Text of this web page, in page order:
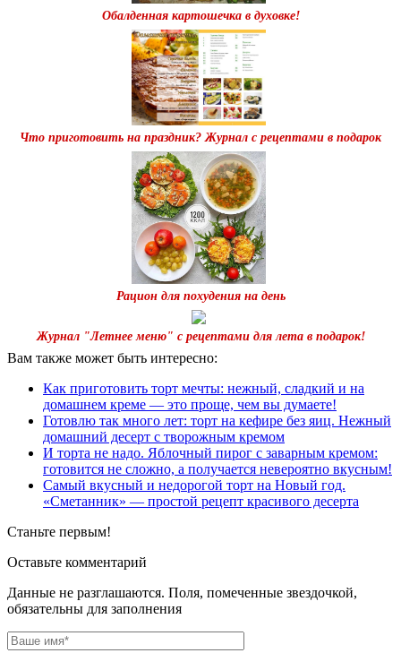
Обалденная картошечка в духовке!
Что приготовить на праздник? Журнал с рецептами в подарок
Рацион для похудения на день
Журнал "Летнее меню" с рецептами для лета в подарок!
Вам также может быть интересно:
Как приготовить торт мечты: нежный, сладкий и на
домашнем креме — это проще, чем вы думаете!
Готовлю так много лет: торт на кефире без яиц. Нежный
домашний десерт с творожным кремом
И торта не надо. Яблочный пирог с заварным кремом:
готовится не сложно, а получается невероятно вкусным!
Самый вкусный и недорогой торт на Новый год.
«Сметанник» — простой рецепт красивого десерта
Станьте первым!
Оставьте комментарий
Данные не разглашаются. Поля, помеченные звездочкой,
обязательны для заполнения